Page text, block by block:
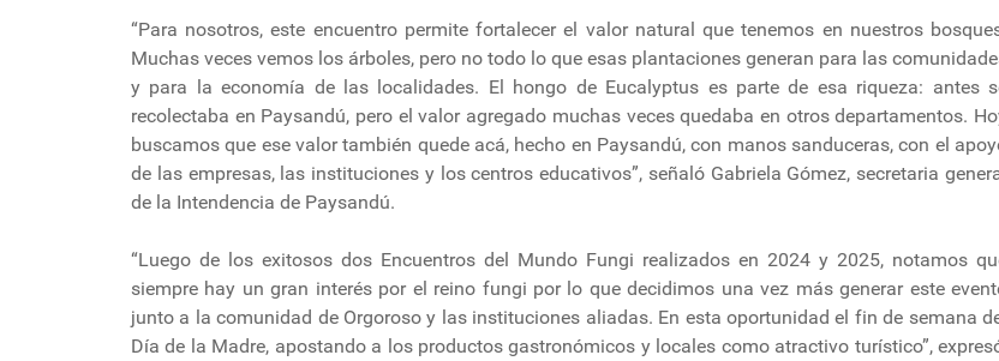
“Para nosotros, este encuentro permite fortalecer el valor natural que tenemos en nuestros
Muchas veces vemos los árboles, pero no todo lo que esas plantaciones generan para las
y para la economía de las localidades. El hongo de Eucalyptus es parte de esa riqueza: antes
recolectaba en Paysandú, pero el valor agregado muchas veces quedaba en otros departamentos.
buscamos que ese valor también quede acá, hecho en Paysandú, con manos sanduceras, con el
de las empresas, las instituciones y los centros educativos”, señaló Gabriela Gómez, secretaria
de la Intendencia de Paysandú.
“Luego de los exitosos dos Encuentros del Mundo Fungi realizados en 2024 y 2025, notamos
siempre hay un gran interés por el reino fungi por lo que decidimos una vez más generar este
junto a la comunidad de Orgoroso y las instituciones aliadas. En esta oportunidad el fin de semana
Día de la Madre, apostando a los productos gastronómicos y locales como atractivo turístico”,